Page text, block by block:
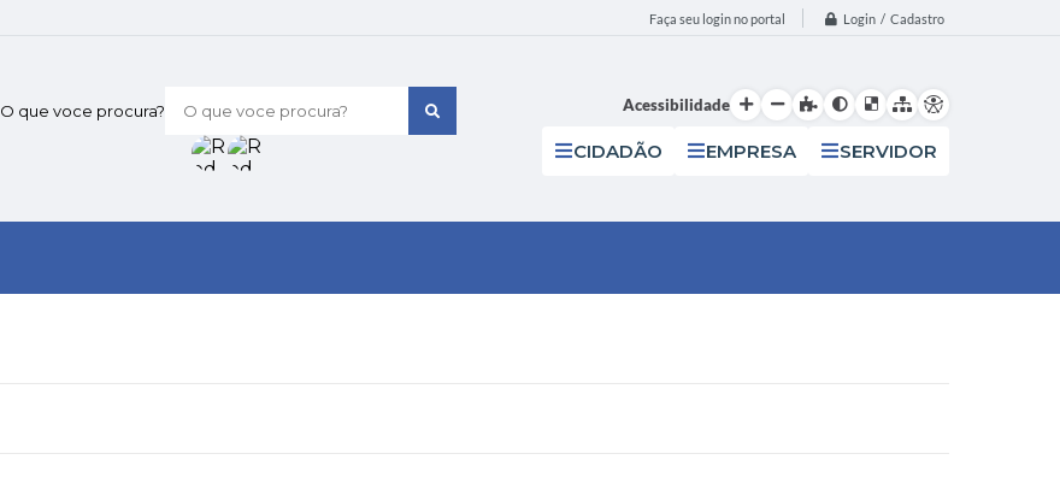
Faça seu login no portal Login / Cadastro
O que voce procura? Acessibilidade
CIDADÃO EMPRESA SERVIDOR